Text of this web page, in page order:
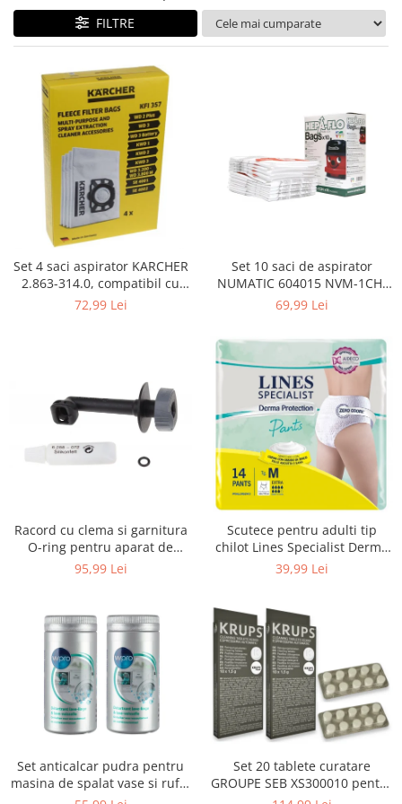
Curatenie si intretinere
Decoratiuni
Hobby-uri creative
Iluminat & Electrice
Jaluzele
Kit-uri automatizari porti si usi
Mobila dormitor
Mobila gradina & terasa
Mobila Living & Dining
Organizare si depozitare
Rafturi
Textile si covoare
Uscatoare rufe
Utilaje si materiale de constructii
Laptop, Tablete & Telefoane
Telefoane Mobile & accesorii
Wearable & Gadgeturi
Accesorii si piese masini spalat
rufe si uscatoare
Accesorii si piese masini spalat
Aparate Frigorifice
Aparate Racire Aer
Aragaze si cuptoare cu microunde
Climatizare & sisteme de incalzire
Electrocasnice pentru Bucatarie
FILTRE
Set 4 saci aspirator KARCHER
2.863-314.0, compatibil cu
WD, KWD, SE
72,99 Lei
Set 10 saci de aspirator
NUMATIC 604015 NVM-1CH,
9L
69,99 Lei
Racord cu clema si garnitura
O-ring pentru aparat de
spalat cu presiune, KARCHER
95,99 Lei
Scutece pentru adulti tip
chilot Lines Specialist Derma
Protection Extra, 7 picaturi,
39,99 Lei
Set anticalcar pudra pentru
masina de spalat vase si rufe,
WPRO 484000008416, 2 x 250g
Set 20 tablete curatare
GROUPE SEB XS300010 pentru
espressoare Krups (2x10